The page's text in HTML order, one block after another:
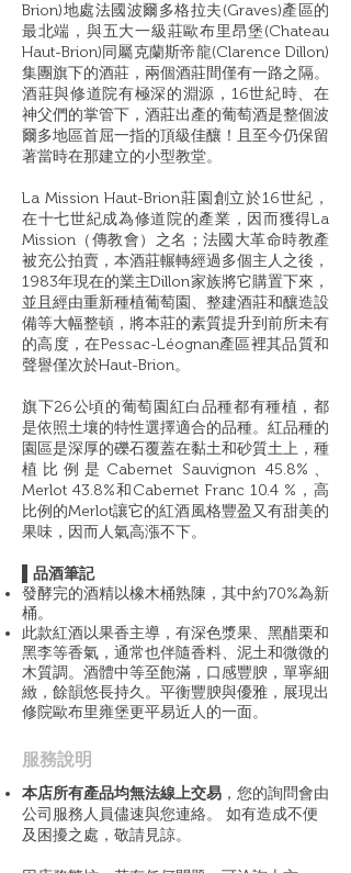
Brion)地處法國波爾多格拉夫(Graves)產區的
最北端，與五大一級莊歐布里昂堡(Chateau
Haut-Brion)同屬克蘭斯帝龍(Clarence Dillon)
集團旗下的酒莊，兩個酒莊間僅有一路之隔。
酒莊與修道院有極深的淵源，16世紀時、在
神父們的掌管下，酒莊出產的葡萄酒是整個波
爾多地區首屈一指的頂級佳釀！且至今仍保留
著當時在那建立的小型教堂。
La Mission Haut-Brion莊園創立於16世紀，
在十七世紀成為修道院的產業，因而獲得La
Mission（傳教會）之名；法國大革命時教產
被充公拍賣，本酒莊輾轉經過多個主人之後，
1983年現在的業主Dillon家族將它購置下來，
並且經由重新種植葡萄園、整建酒莊和釀造設
備等大幅整頓，將本莊的素質提升到前所未有
的高度，在Pessac-Léognan產區裡其品質和
聲譽僅次於Haut-Brion。
旗下26公頃的葡萄園紅白品種都有種植，都
是依照土壤的特性選擇適合的品種。紅品種的
園區是深厚的礫石覆蓋在黏土和砂質土上，種
植比例是Cabernet Sauvignon 45.8%、
Merlot 43.8%和Cabernet Franc 10.4 %，高
比例的Merlot讓它的紅酒風格豐盈又有甜美的
果味，因而人氣高漲不下。
▌品酒筆記
發酵完的酒精以橡木桶熟陳，其中約70%為新
桶。
此款紅酒以果香主導，有深色漿果、黑醋栗和
黑李等香氣，通常也伴隨香料、泥土和微微的
木質調。酒體中等至飽滿，口感豐腴，單寧細
緻，餘韻悠長持久。平衡豐腴與優雅，展現出
修院歐布里雍堡更平易近人的一面。
​服務說明
本店所有產品均無法線上交易 ，您的詢問會由
公司服務人員儘速與您連絡。 如有造成不便
及困擾之處，敬請見諒。